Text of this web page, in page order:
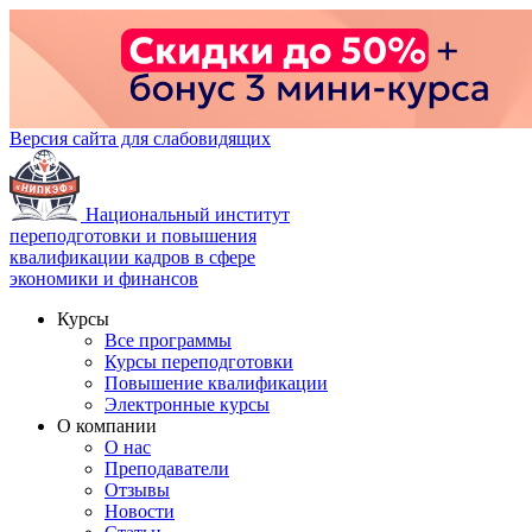
Версия сайта для слабовидящих
Национальный институт
переподготовки и повышения
квалификации кадров в сфере
экономики и финансов
Курсы
Все программы
Курсы переподготовки
Повышение квалификации
Электронные курсы
О компании
О нас
Преподаватели
Отзывы
Новости